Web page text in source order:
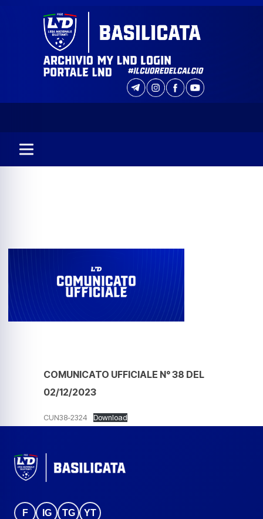
COMUNICATO UFFICIALE N° 38 DEL
02/12/2023
CUN38-2324 Download
F IG TG YT